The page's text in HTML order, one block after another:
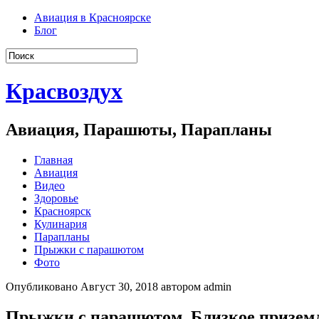
Авиация в Красноярске
Блог
Красвоздух
Авиация, Парашюты, Парапланы
Главная
Авиация
Видео
Здоровье
Красноярск
Кулинария
Парапланы
Прыжки с парашютом
Фото
Опубликовано Август 30, 2018 автором admin